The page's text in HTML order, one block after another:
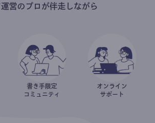
営のプロが伴走しながら
書き手限定
コミュニティ
オンライン
サポート